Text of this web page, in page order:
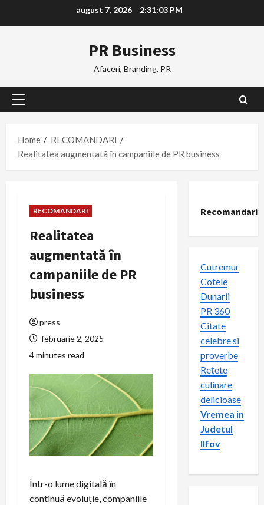
august 7, 2026 2:31:04 PM
PR Business
Afaceri, Branding, PR
Primary
Home
RECOMANDARI
Realitatea augmentată în campaniile de PR business
RECOMANDARI
Realitatea
augmentată în
campaniile de PR
business
press
februarie 2, 2025
4 minutes read
Într-o lume digitală în
continuă evoluție, companiile
Recomandari
Cutremur
Cotele
Dunarii
PR 360
Citate
celebre si
proverbe
Rețete
culinare
delicioase
Vremea in
Judetul
Ilfov